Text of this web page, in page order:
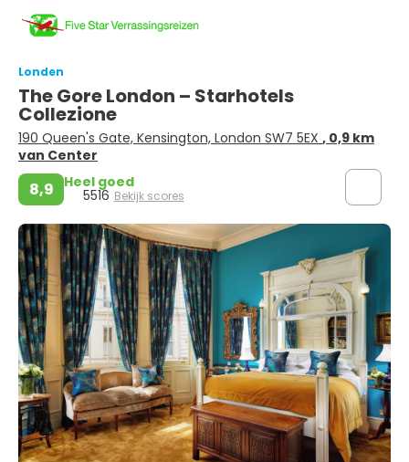
Londen
The Gore London – Starhotels
Collezione
190 Queen's Gate, Kensington, London SW7 5EX , 0,9 km
van Center
8,9 Heel goed
5516 Bekijk scores